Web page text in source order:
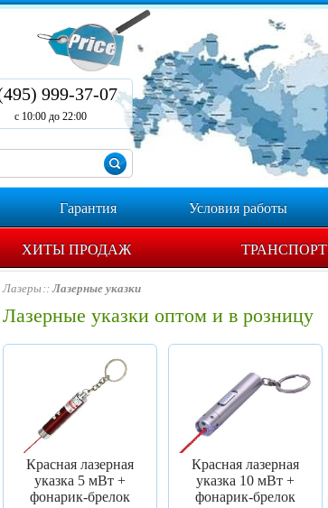
999-37-07
с 10:00 до 22:00
Гарантия Условия работы
ХИТЫ ПРОДАЖ ТРАНСПОРТ
Лазеры Лазерные указки
Лазерные указки оптом и в розницу
Красная лазерная
указка 5 мВт +
фонарик-брелок
Красная лазерная
указка 10 мВт +
фонарик-брелок